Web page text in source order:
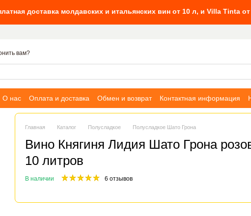
молдавских и итальянских вин от 10 л, и Villa Tinta от 690 грн
вам?
О нас Оплата и доставка Обмен и возврат Контактная информация
Главная Каталог Полусладкое Полусладкое Шато Грона
Вино Княгиня Лидия Шато Грона
10 литров
В наличии 6 отзывов